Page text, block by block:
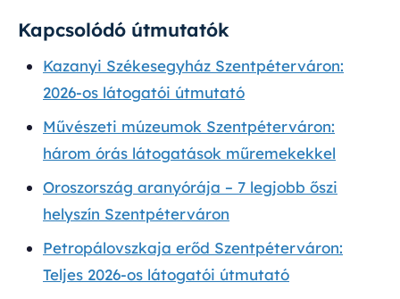
Kapcsolódó útmutatók
Kazanyi Székesegyház Szentpéterváron:
2026-os látogatói útmutató
Művészeti múzeumok Szentpéterváron:
három órás látogatások műremekekkel
Oroszország aranyórája – 7 legjobb őszi
helyszín Szentpéterváron
Petropálovszkaja erőd Szentpéterváron:
Teljes 2026-os látogatói útmutató